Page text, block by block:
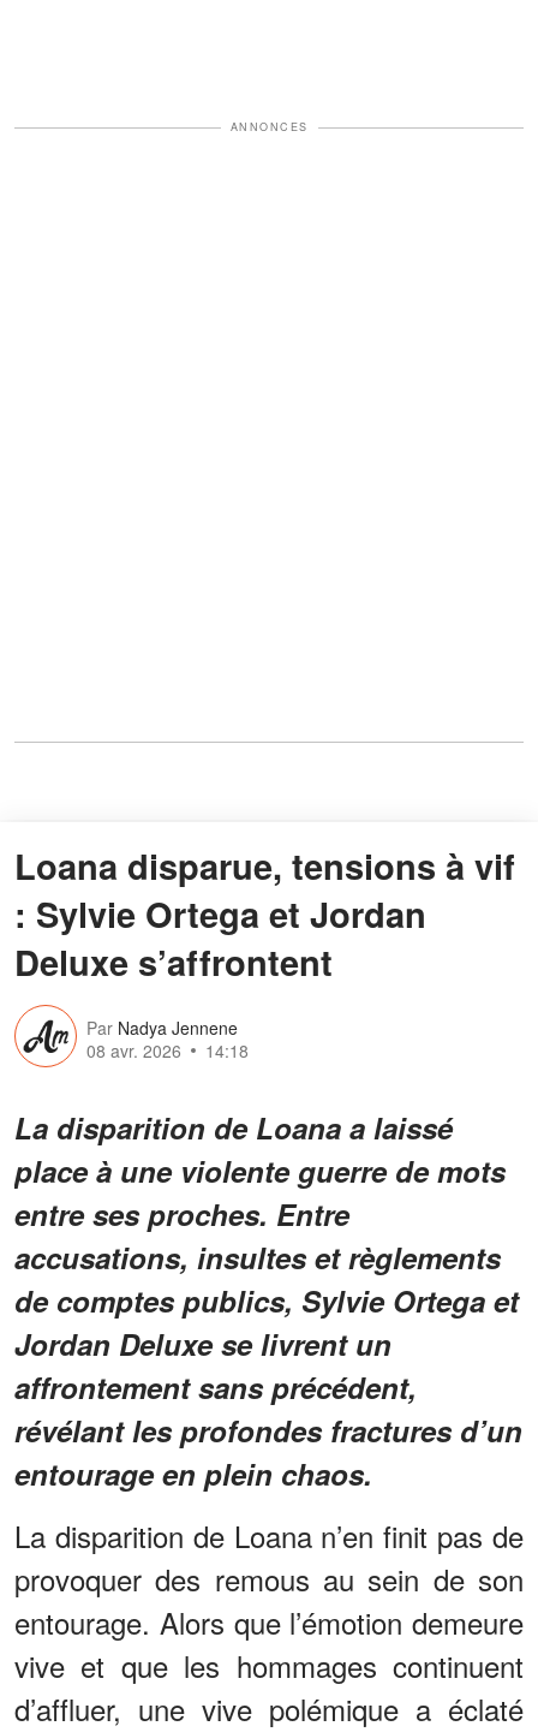
ANNONCES
Loana disparue, tensions à vif
: Sylvie Ortega et Jordan
Deluxe s’affrontent
Par Nadya Jennene
08 avr. 2026
14:18
La disparition de Loana a laissé
place à une violente guerre de mots
entre ses proches. Entre
accusations, insultes et règlements
de comptes publics, Sylvie Ortega et
Jordan Deluxe se livrent un
affrontement sans précédent,
révélant les profondes fractures d’un
entourage en plein chaos.
La disparition de Loana n’en finit pas de
provoquer des remous au sein de son
entourage. Alors que l’émotion demeure
vive et que les hommages continuent
d’affluer, une vive polémique a éclaté